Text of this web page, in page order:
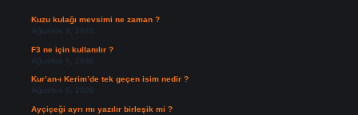
Kuzu kulağı mevsimi ne zaman ?
Ağustos 8, 2026
F3 ne için kullanılır ?
Ağustos 6, 2026
Kur’an-ı Kerim’de tek geçen isim nedir ?
Ağustos 6, 2026
Ayçiçeği ayrı mı yazılır birleşik mi ?